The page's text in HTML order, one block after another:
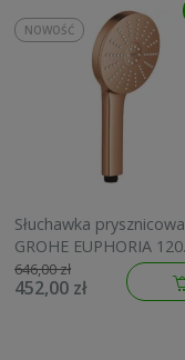
Słuchawka prysznicowa
GROHE EUPHORIA 120
brushed warm sunset
134883DL00
646,00 zł
452,00 zł
NOWOŚĆ